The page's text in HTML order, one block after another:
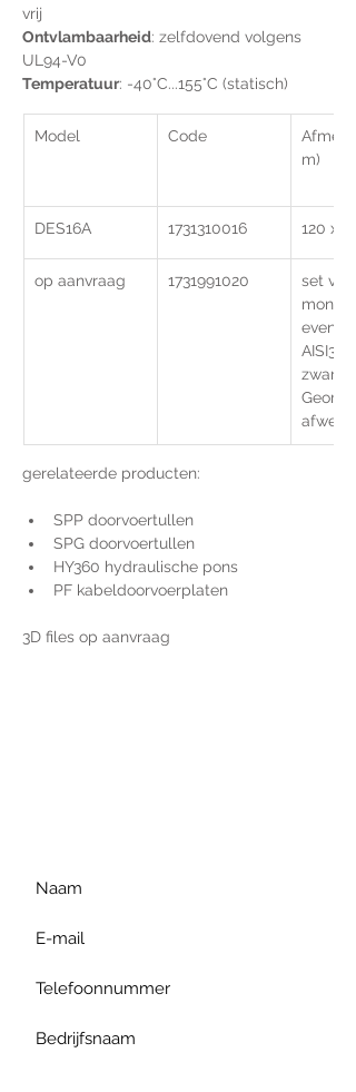
vrij
Ontvlambaarheid: zelfdovend volgens
UL94-V0
Temperatuur: -40°C...155°C (statisch)
Model Code
m)
DES16A 1731310016 120 x 61
op aanvraag 1731991020
set van
even in
zwarte
Geomet
gerelateerde producten:
SPP doorvoertullen
SPG doorvoertullen
HY360 hydraulische pons
PF kabeldoorvoerplaten
3D files op aanvraag